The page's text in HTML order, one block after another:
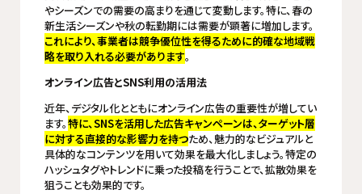
やシーズンでの需要の高まりを通じて変動します。特に、春の
新生活シーズンや秋の転勤期には需要が顕著に増加します。
これにより、事業者は競争優位性を得るために的確な地域戦
略を取り入れる必要があります。
オンライン広告とSNS利用の活用法
近年、デジタル化とともにオンライン広告の重要性が増してい
ます。特に、SNSを活用した広告キャンペーンは、ターゲット層
に対する直接的な影響力を持つため、魅力的なビジュアルと
具体的なコンテンツを用いて効果を最大化しましょう。特定の
ハッシュタグやトレンドに乗った投稿を行うことで、拡散効果を
狙うことも効果的です。